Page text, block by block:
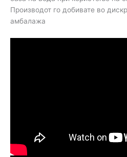
Производот го добивате во
амбалажа